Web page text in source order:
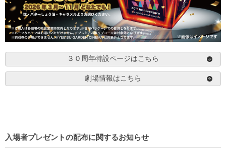
３０周年特設ページはこちら
劇場情報はこちら
入場者プレゼントの配布に関するお知らせ